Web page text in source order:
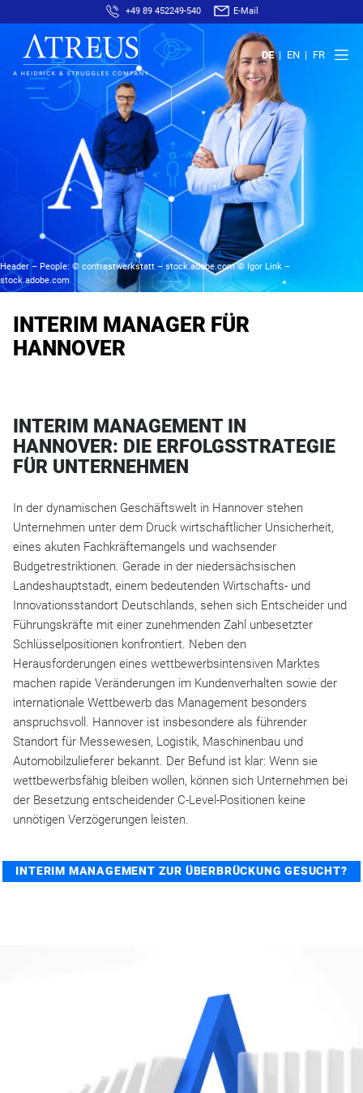
+49 89 452249-540 E-Mail
DE EN FR
Header – People: © contrastwerkstatt – stock.adobe.com © Igor Link –
stock.adobe.com
INTERIM MANAGER FÜR
HANNOVER
INTERIM MANAGEMENT IN
HANNOVER: DIE ERFOLGSSTRATEGIE
FÜR UNTERNEHMEN
In der dynamischen Geschäftswelt in Hannover stehen
Unternehmen unter dem Druck wirtschaftlicher Unsicherheit,
eines akuten Fachkräftemangels und wachsender
Budgetrestriktionen. Gerade in der niedersächsischen
Landeshauptstadt, einem bedeutenden Wirtschafts- und
Innovationsstandort Deutschlands, sehen sich Entscheider und
Führungskräfte mit einer zunehmenden Zahl unbesetzter
Schlüsselpositionen konfrontiert. Neben den
Herausforderungen eines wettbewerbsintensiven Marktes
machen rapide Veränderungen im Kundenverhalten sowie der
internationale Wettbewerb das Management besonders
anspruchsvoll. Hannover ist insbesondere als führender
Standort für Messewesen, Logistik, Maschinenbau und
Automobilzulieferer bekannt. Der Befund ist klar: Wenn sie
wettbewerbsfähig bleiben wollen, können sich Unternehmen bei
der Besetzung entscheidender C-Level-Positionen keine
unnötigen Verzögerungen leisten.
INTERIM MANAGEMENT ZUR ÜBERBRÜCKUNG GESUCHT?